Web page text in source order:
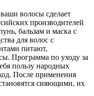
волосы сделает
производителей
бальзам и маска с
для волос с
питают,
Программа по уходу за
пользу народных
После применения
сияющими, их